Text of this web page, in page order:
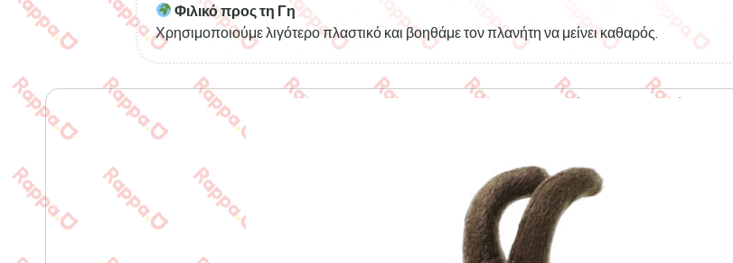
Φιλικό προς τη Γη
Χρησιμοποιούμε λιγότερο πλαστικό και βοηθάμε τον πλανήτη να μείνει καθαρός.